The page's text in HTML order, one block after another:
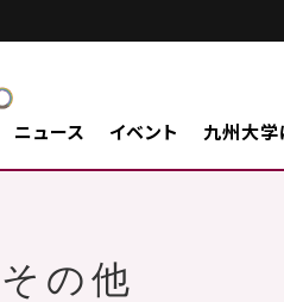
ニュース イベント 九州大学
その他